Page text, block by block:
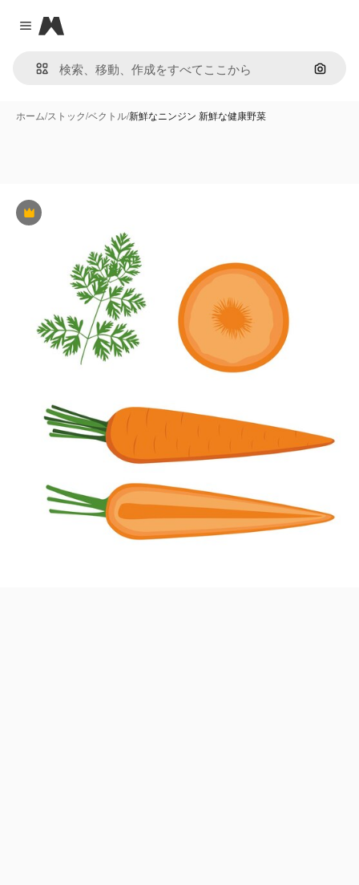
Close menu
Magnific
画像で
ホーム/ストック/ベクトル/新鮮なニンジン 新鮮な健康野菜
Premium